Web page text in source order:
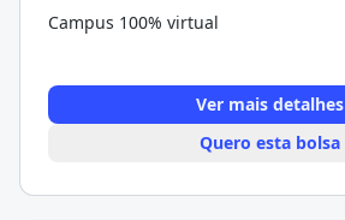
Campus 100% virtual
Ver mais detalhes
Quero esta bolsa